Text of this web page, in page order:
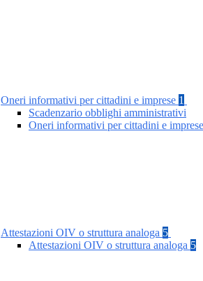
Oneri informativi per cittadini e imprese 1
Scadenzario obblighi amministrativi
Oneri informativi per cittadini e imprese
Attestazioni OIV o struttura analoga 5
Attestazioni OIV o struttura analoga 5